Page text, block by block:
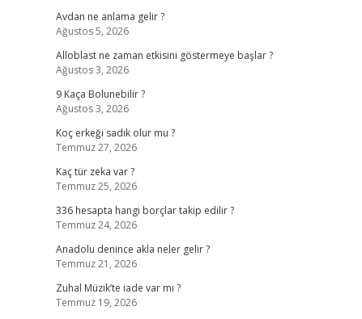
Avdan ne anlama gelir ?
Ağustos 5, 2026
Alloblast ne zaman etkisini göstermeye başlar ?
Ağustos 3, 2026
9 Kaça Bolunebilir ?
Ağustos 3, 2026
Koç erkeği sadık olur mu ?
Temmuz 27, 2026
Kaç tür zeka var ?
Temmuz 25, 2026
336 hesapta hangi borçlar takip edilir ?
Temmuz 24, 2026
Anadolu denince akla neler gelir ?
Temmuz 21, 2026
Zuhal Müzik’te iade var mı ?
Temmuz 19, 2026